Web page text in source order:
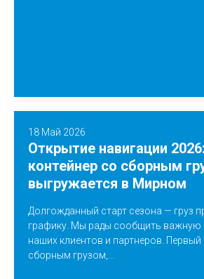
18 Май 2026
Открытие навигации
контейнер со сборным
выгружается в Мирном
Долгожданный старт сезона — груз
графику. Мы рады сообщить важную
наших клиентов и партнеров. Первый
сборным грузом,...